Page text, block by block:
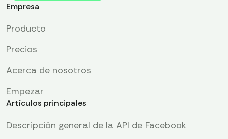
Empresa
Producto
Precios
Acerca de nosotros
Empezar
Artículos principales
Descripción general de la API de Facebook